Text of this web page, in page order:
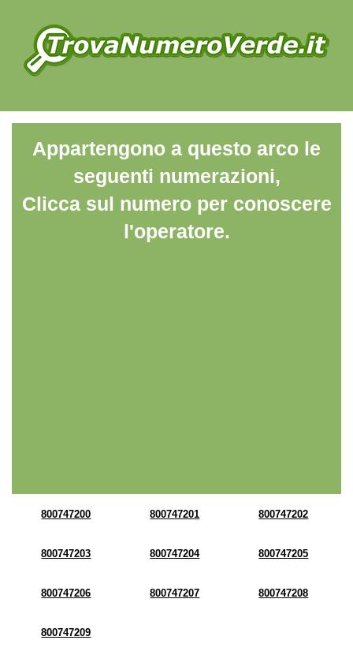
Appartengono a questo arco le
seguenti numerazioni,
Clicca sul numero per conoscere
l'operatore.
800747200 800747201 800747202
800747203 800747204 800747205
800747206 800747207 800747208
800747209